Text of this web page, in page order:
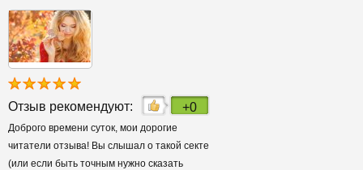
Отзыв рекомендуют: +0
Доброго времени суток, мои дорогие
читатели отзыва! Вы слышал о такой секте
(или если быть точным нужно сказать